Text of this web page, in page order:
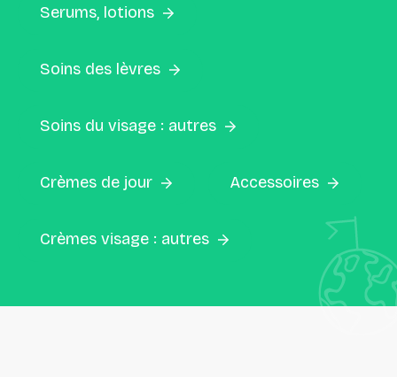
Serums, lotions
Soins des lèvres
Soins du visage : autres
Crèmes de jour Accessoires
Crèmes visage : autres